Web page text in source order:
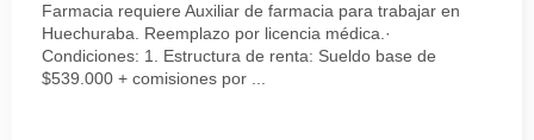
Farmacia requiere Auxiliar de farmacia para trabajar en
Huechuraba. Reemplazo por licencia médica.·
Condiciones: 1. Estructura de renta: Sueldo base de
$539.000 + comisiones por ...